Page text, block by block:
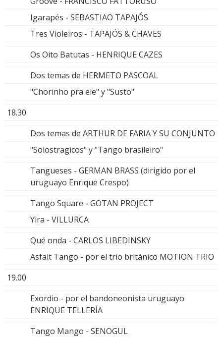
Igarapés - SEBASTIAO TAPAJÓS
Tres Violeiros - TAPAJÓS & CHAVES
Os Oito Batutas - HENRIQUE CAZES
Dos temas de HERMETO PASCOAL
"Chorinho pra ele" y "Susto"
18.30
Dos temas de ARTHUR DE FARIA Y SU CONJUNTO
"Solostragicos" y "Tango brasileiro"
Tangueses - GERMAN BRASS (dirigido por el
uruguayo Enrique Crespo)
Tango Square - GOTAN PROJECT
Yira - VILLURCA
Qué onda - CARLOS LIBEDINSKY
Asfalt Tango - por el trío británico MOTION TRIO
19.00
Exordio - por el bandoneonista uruguayo
ENRIQUE TELLERÍA
Tango Mango - SENOGUL